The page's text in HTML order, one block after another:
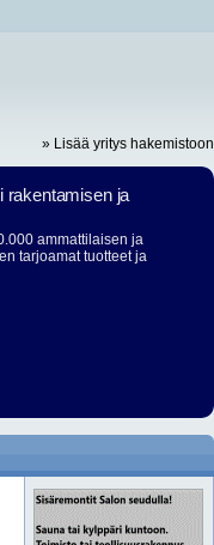
» Lisää yritys hakemistoon
rakentamisen ja
ammattilaisen ja
tarjoamat tuotteet ja